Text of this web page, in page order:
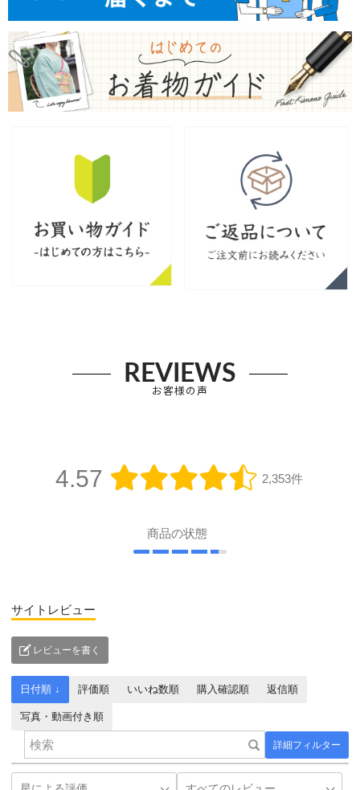
REVIEWS
お客様の声
4.57 2,353件
商品の状態
サイトレビュー
レビューを書く
詳細フィルター
日付順 ↓ 評価順 いいね数順 購入確認順 返信順
写真・動画付き順